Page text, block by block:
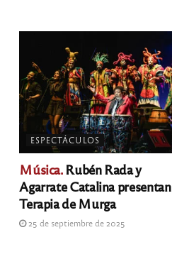
ESPECTÁCULOS
Música.Rubén Rada y
Agarrate Catalina presentan
Terapia de Murga
25 de septiembre de 2025